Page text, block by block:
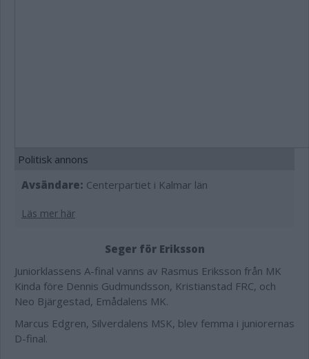
Politisk annons
Avsändare: Centerpartiet i Kalmar län
Läs mer här
Seger för Eriksson
Juniorklassens A-final vanns av Rasmus Eriksson från MK
Kinda före Dennis Gudmundsson, Kristianstad FRC, och
Neo Bjärgestad, Emådalens MK.
Marcus Edgren, Silverdalens MSK, blev femma i juniorernas
D-final.